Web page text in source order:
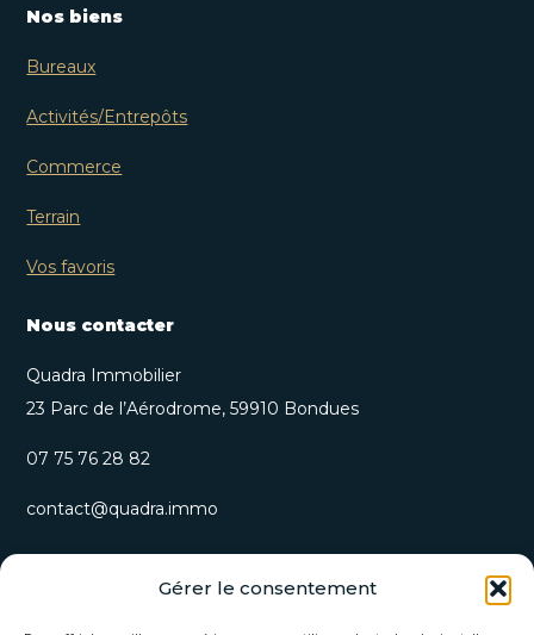
Gérer le consentement
Nos biens
Bureaux
Activités/Entrepôts
Commerce
Terrain
Vos favoris
Nous contacter
Quadra Immobilier
23 Parc de l’Aérodrome, 59910 Bondues
07 75 76 28 82
contact@quadra.immo
Recevez nos opportunités immobilières et actualités